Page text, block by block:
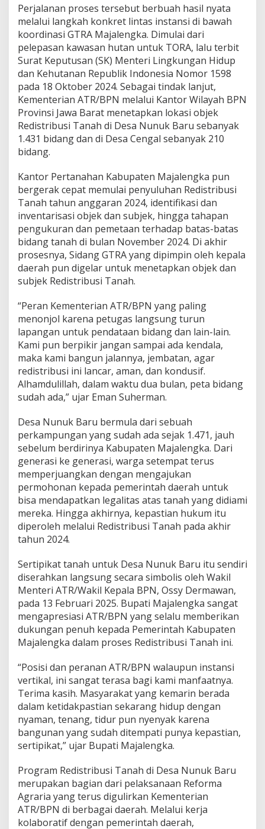
r
t
i
p
i
a
t
Perjalanan proses tersebut berbuah hasil nyata
melalui langkah konkret lintas instansi di bawah
koordinasi GTRA Majalengka. Dimulai dari
pelepasan kawasan hutan untuk TORA, lalu terbit
Surat Keputusan (SK) Menteri Lingkungan Hidup
dan Kehutanan Republik Indonesia Nomor 1598
pada 18 Oktober 2024. Sebagai tindak lanjut,
Kementerian ATR/BPN melalui Kantor Wilayah BPN
Provinsi Jawa Barat menetapkan lokasi objek
Redistribusi Tanah di Desa Nunuk Baru sebanyak
1.431 bidang dan di Desa Cengal sebanyak 210
bidang.
Kantor Pertanahan Kabupaten Majalengka pun
bergerak cepat memulai penyuluhan Redistribusi
Tanah tahun anggaran 2024, identifikasi dan
inventarisasi objek dan subjek, hingga tahapan
pengukuran dan pemetaan terhadap batas-batas
bidang tanah di bulan November 2024. Di akhir
prosesnya, Sidang GTRA yang dipimpin oleh kepala
daerah pun digelar untuk menetapkan objek dan
subjek Redistribusi Tanah.
“Peran Kementerian ATR/BPN yang paling
menonjol karena petugas langsung turun
lapangan untuk pendataan bidang dan lain-lain.
Kami pun berpikir jangan sampai ada kendala,
maka kami bangun jalannya, jembatan, agar
redistribusi ini lancar, aman, dan kondusif.
Alhamdulillah, dalam waktu dua bulan, peta bidang
sudah ada,” ujar Eman Suherman.
Desa Nunuk Baru bermula dari sebuah
perkampungan yang sudah ada sejak 1.471, jauh
sebelum berdirinya Kabupaten Majalengka. Dari
generasi ke generasi, warga setempat terus
memperjuangkan dengan mengajukan
permohonan kepada pemerintah daerah untuk
bisa mendapatkan legalitas atas tanah yang didiami
mereka. Hingga akhirnya, kepastian hukum itu
diperoleh melalui Redistribusi Tanah pada akhir
tahun 2024.
Sertipikat tanah untuk Desa Nunuk Baru itu sendiri
diserahkan langsung secara simbolis oleh Wakil
Menteri ATR/Wakil Kepala BPN, Ossy Dermawan,
pada 13 Februari 2025. Bupati Majalengka sangat
mengapresiasi ATR/BPN yang selalu memberikan
dukungan penuh kepada Pemerintah Kabupaten
Majalengka dalam proses Redistribusi Tanah ini.
“Posisi dan peranan ATR/BPN walaupun instansi
vertikal, ini sangat terasa bagi kami manfaatnya.
Terima kasih. Masyarakat yang kemarin berada
dalam ketidakpastian sekarang hidup dengan
nyaman, tenang, tidur pun nyenyak karena
bangunan yang sudah ditempati punya kepastian,
sertipikat,” ujar Bupati Majalengka.
Program Redistribusi Tanah di Desa Nunuk Baru
merupakan bagian dari pelaksanaan Reforma
Agraria yang terus digulirkan Kementerian
ATR/BPN di berbagai daerah. Melalui kerja
kolaboratif dengan pemerintah daerah,